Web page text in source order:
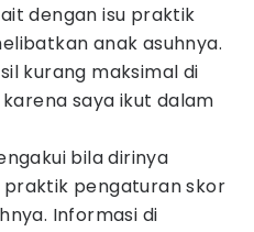
dengan isu praktik
anak asuhnya.
kurang maksimal di
saya ikut dalam
bila dirinya
pengaturan skor
Informasi di